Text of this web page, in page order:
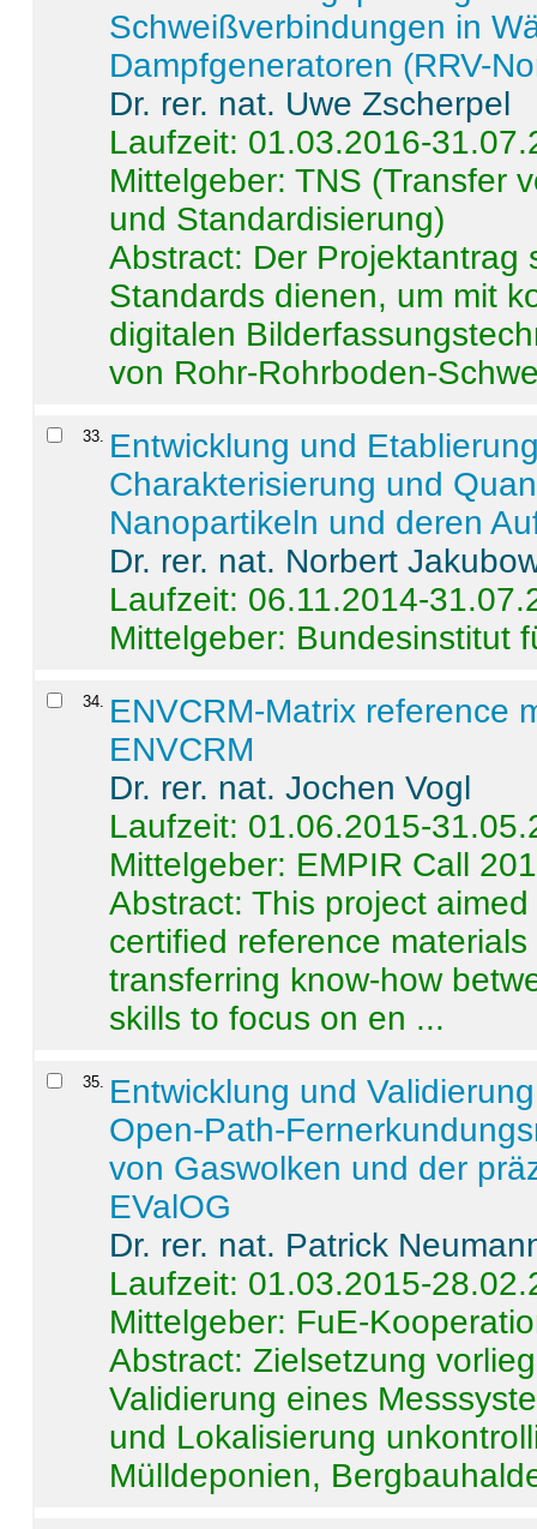
Schweißverbindungen in
Dampfgeneratoren (RRV-
Dr. rer. nat. Uwe Zscherpel
Laufzeit: 01.03.2016-
Mittelgeber: TNS (Transfer
und Standardisierung)
Abstract: Der Projektantrag
Standards dienen, um mit
digitalen
von Rohr-Rohrboden-
33. Entwicklung und
Charakterisierung und
Nanopartikeln und deren
Dr. rer. nat. Norbert
Laufzeit: 06.11.2014-
Mittelgeber: Bundesinstitut
34. ENVCRM-Matrix reference
ENVCRM
Dr. rer. nat. Jochen Vogl
Laufzeit: 01.06.2015-
Mittelgeber: EMPIR Call
Abstract:This project
certified reference
transferring know-how
skills to focus on en ...
35. Entwicklung und
Open-Path-
von Gaswolken und der
EValOG
Dr. rer. nat. Patrick
Laufzeit: 01.03.2015-
Mittelgeber: FuE-
Abstract:Zielsetzung
Validierung eines
und Lokalisierung
Mülldeponien,